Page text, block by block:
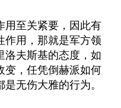
用至关紧要，因此有
作用，那就是军方领
洛夫斯基的态度，如
变，任凭倒赫派如何
无伤大雅的行为。